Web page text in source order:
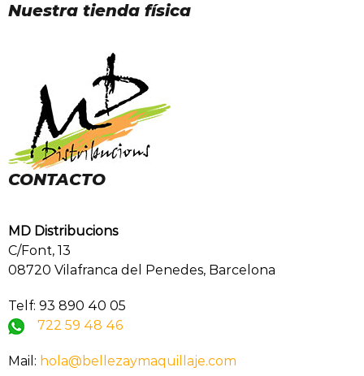
Nuestra tienda física
CONTACTO
MD Distribucions
C/Font, 13
08720 Vilafranca del Penedes, Barcelona
Telf: 93 890 40 05
722 59 48 46
Mail: hola@bellezaymaquillaje.com